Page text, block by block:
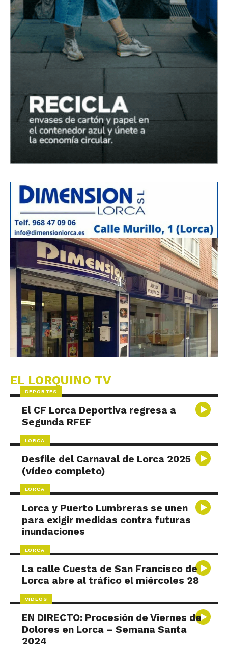
EL LORQUINO TV
DEPORTES
El CF Lorca Deportiva regresa a
Segunda RFEF
LORCA
Desfile del Carnaval de Lorca 2025
(vídeo completo)
LORCA
Lorca y Puerto Lumbreras se unen
para exigir medidas contra futuras
inundaciones
LORCA
La calle Cuesta de San Francisco de
Lorca abre al tráfico el miércoles 28
VÍDEOS
EN DIRECTO: Procesión de Viernes de
Dolores en Lorca – Semana Santa
2024